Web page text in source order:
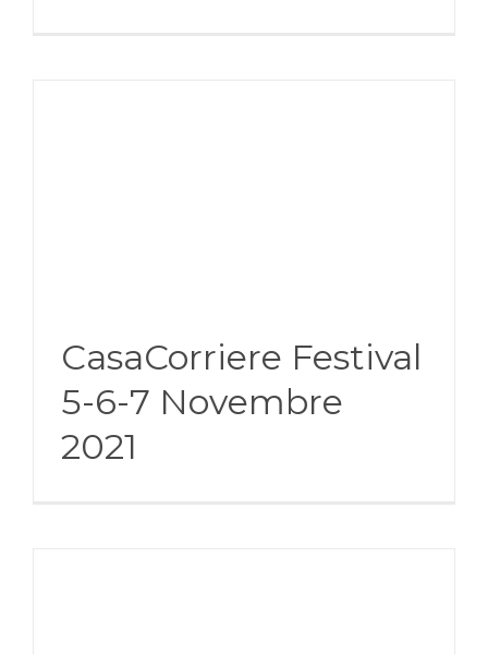
CasaCorriere Festival
5-6-7 Novembre
2021